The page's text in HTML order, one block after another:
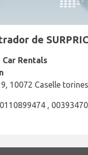
de
Rentals
9, 10072 Caselle
,